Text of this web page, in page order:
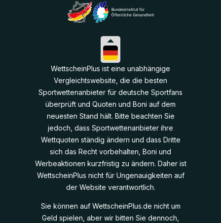
WettscheinPlus ist eine unabhängige
Vergleichtswebsite, die die besten
Sportwettenanbieter für deutsche Sportfans
überprüft und Quoten und Boni auf dem
neuesten Stand hält. Bitte beachten Sie
jedoch, dass Sportwettenanbieter ihre
Wettquoten ständig ändern und dass Dritte
sich das Recht vorbehalten, Boni und
Werbeaktionen kurzfristig zu ändern. Daher ist
WettscheinPlus nicht für Ungenauigkeiten auf
der Website verantwortlich.
Sie können auf WettscheinPlus.de nicht um
Geld spielen, aber wir bitten Sie dennoch,